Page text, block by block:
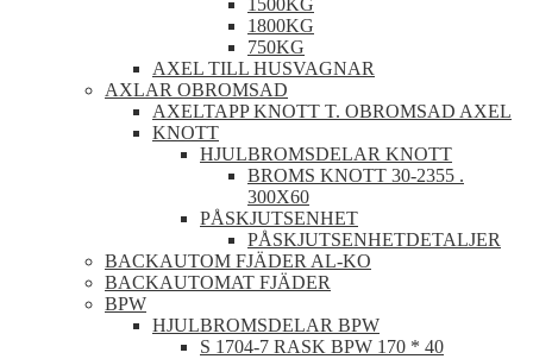
1800KG
750KG
AXEL TILL HUSVAGNAR
AXLAR OBROMSAD
AXELTAPP KNOTT T. OBROMSAD AXEL
KNOTT
HJULBROMSDELAR KNOTT
BROMS KNOTT 30-2355 .
300X60
PÅSKJUTSENHET
PÅSKJUTSENHETDETALJER
BACKAUTOM FJÄDER AL-KO
BACKAUTOMAT FJÄDER
BPW
HJULBROMSDELAR BPW
S 1704-7 RASK BPW 170 * 40